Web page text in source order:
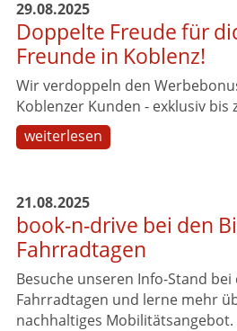
29.08.2025
Doppelte Freude für
Freunde in Koblenz!
Wir verdoppeln den
Koblenzer Kunden - exklusiv bis
weiterlesen
21.08.2025
book-n-drive bei den
Fahrradtagen
Besuche unseren Info-Stand
Fahrradtagen und lerne mehr
nachhaltiges Mobilitätsangebot.